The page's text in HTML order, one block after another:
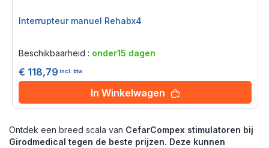
Interrupteur manuel Rehabx4
Beschikbaarheid : onder15 dagen
€ 118,79 incl. btw
In Winkelwagen
Ontdek een breed scala van CefarCompex stimulatoren bij
Girodmedical tegen de beste prijzen. Deze kunnen